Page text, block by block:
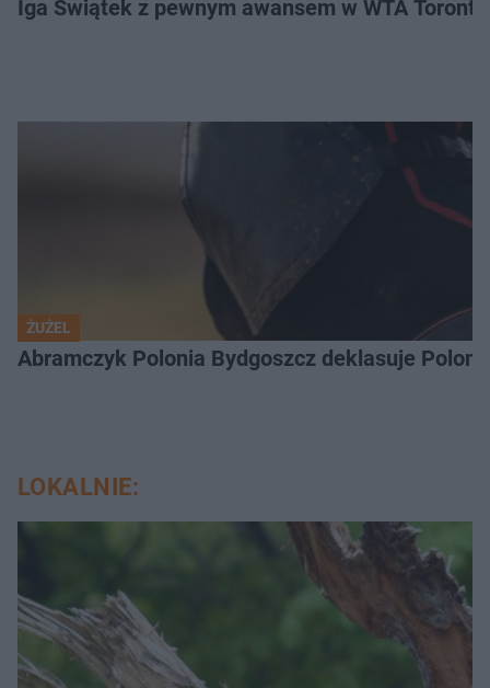
Iga Świątek z pewnym awansem w WTA
ŻUŻEL
Abramczyk Polonia Bydgoszcz deklasuje
LOKALNIE: